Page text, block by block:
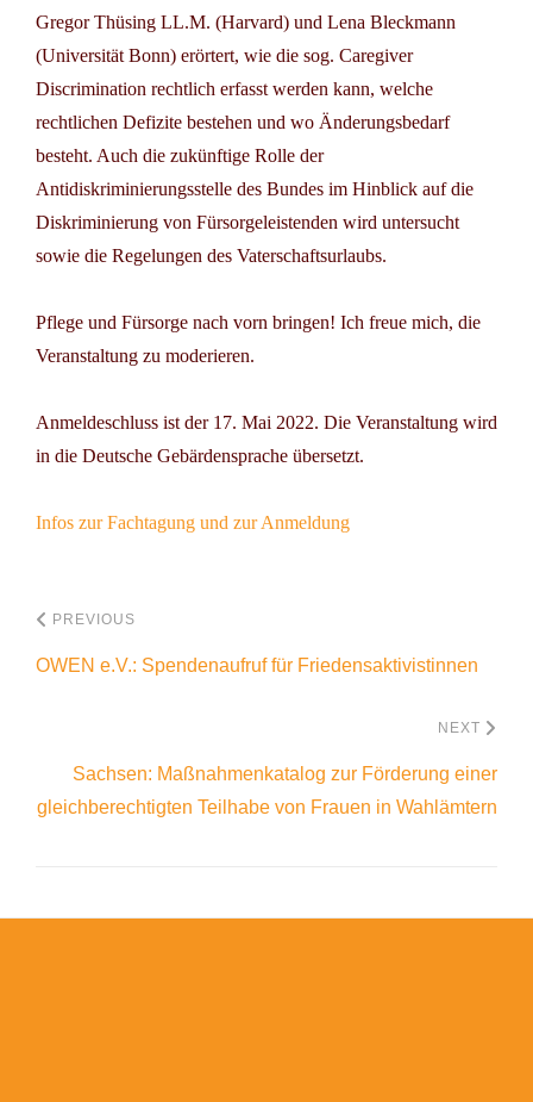
Gregor Thüsing LL.M. (Harvard) und Lena Bleckmann
(Universität Bonn) erörtert, wie die sog. Caregiver
Discrimination rechtlich erfasst werden kann, welche
rechtlichen Defizite bestehen und wo Änderungsbedarf
besteht. Auch die zukünftige Rolle der
Antidiskriminierungsstelle des Bundes im Hinblick auf die
Diskriminierung von Fürsorgeleistenden wird untersucht
sowie die Regelungen des Vaterschaftsurlaubs.
Pflege und Fürsorge nach vorn bringen! Ich freue mich, die
Veranstaltung zu moderieren.
Anmeldeschluss ist der 17. Mai 2022. Die Veranstaltung wird
in die Deutsche Gebärdensprache übersetzt.
Infos zur Fachtagung und zur Anmeldung
PREVIOUS
OWEN e.V.: Spendenaufruf für Friedensaktivistinnen
NEXT
Sachsen: Maßnahmenkatalog zur Förderung einer
gleichberechtigten Teilhabe von Frauen in Wahlämtern